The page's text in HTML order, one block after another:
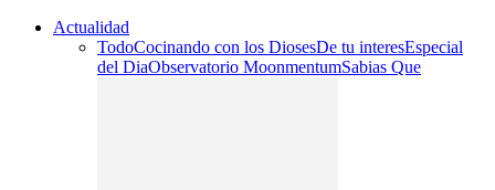
Actualidad
TodoCocinando con los DiosesDe tu interesEspecial
del DiaObservatorio MoonmentumSabias Que